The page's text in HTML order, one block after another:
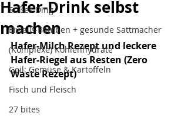
Süßes Ding
Eiweiß-Bomben + gesunde Sattmacher
(Komplexe) Kohlenhydrate
Geil: Gemüse & Kartoffeln
Fisch und Fleisch
27 bites
Hafer-Drink selbst
machen
Hafer-Milch Rezept und leckere
Hafer-Riegel aus Resten (Zero
Waste Rezept)